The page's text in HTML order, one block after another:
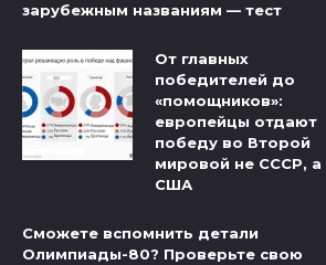
зарубежным названиям — тест
От главных
победителей до
«помощников»:
европейцы отдают
победу во Второй
мировой не СССР, а
США
Сможете вспомнить детали
Олимпиады-80? Проверьте свою